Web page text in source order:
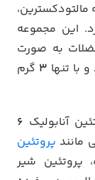
مالتودکسترین،
این مجموعه
به صورت
با تنها ۳ گرم
آنابولیک ۶
مانند پروتئین
پروتئین شیر